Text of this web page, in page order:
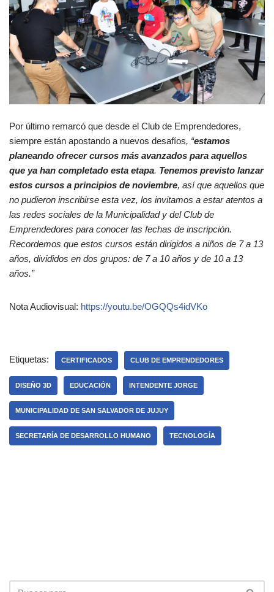
Por último remarcó que desde el Club de Emprendedores,
siempre están apostando a nuevos desafíos, “estamos
planeando ofrecer cursos más avanzados para aquellos
que ya han completado esta etapa. Tenemos previsto lanzar
estos cursos a principios de noviembre, así que aquellos que
no pudieron inscribirse esta vez, los invitamos a estar atentos a
las redes sociales de la Municipalidad y del Club de
Emprendedores para conocer las fechas de inscripción.
Recordemos que estos cursos están dirigidos a niños de 7 a 13
años, divididos en dos grupos: de 7 a 10 años y de 10 a 13
años.”
Nota Audiovisual: https://youtu.be/OGQQs4idVKo
Etiquetas: CERTIFICADOS CLUB DE EMPRENDEDORES
DISEÑO 3D EDUCACIÓN INTENDENTE JORGE
MUNICIPALIDAD DE SAN SALVADOR DE JUJUY
SECRETARÍA DE DESARROLLO HUMANO TECNOLOGÍA